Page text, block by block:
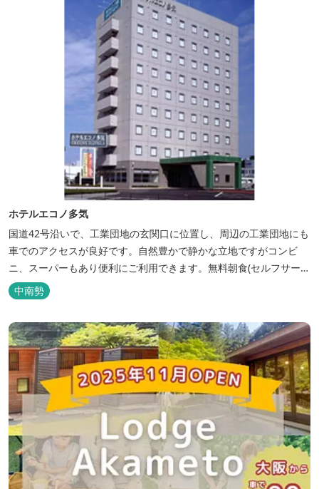
ホテルエコノ多気
国道42号沿いで、工業団地の玄関口に位置し、周辺の工業団地にも
車でのアクセスが良好です。自然豊かで静かな立地ですがコンビ
ニ、スーパーもあり便利にご利用できます。無料朝食(セルフサービ
ス)、大型無料駐車場も完備。
中南勢